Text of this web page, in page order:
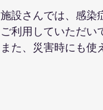
施設さんでは、感染
ご利用していただい
また、災害時にも使